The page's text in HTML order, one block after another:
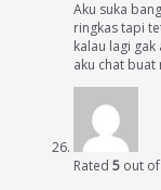
Aku suka
ringkas tapi
kalau lagi
aku chat buat
Rated 5 out